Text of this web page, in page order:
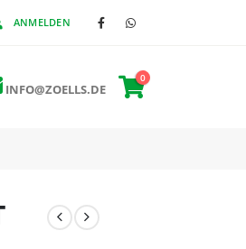
ANMELDEN
INFO@ZOELLS.DE
0